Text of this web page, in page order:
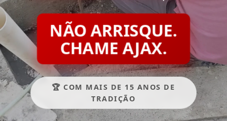
NÃO ARRISQUE.
CHAME AJAX.
🏆 COM MAIS DE 15 ANOS DE
TRADIÇÃO